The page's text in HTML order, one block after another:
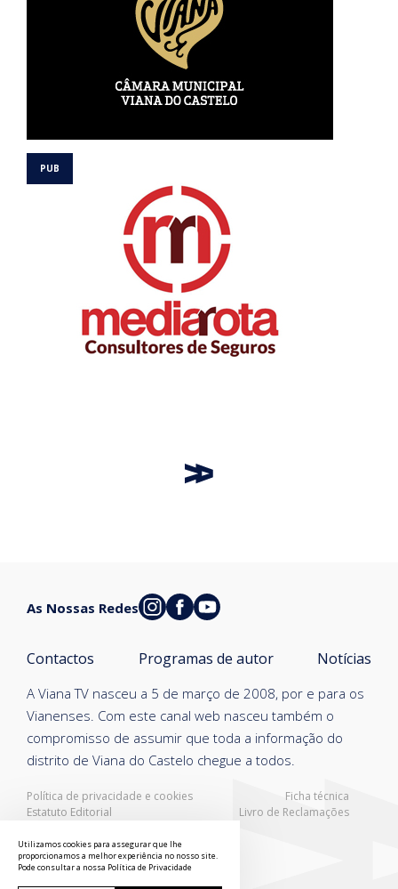
Política de privacidade e cookies
Ficha técnica
Estatuto Editorial
Livro de Reclamações
A Viana TV nasceu a 5 de março de 2008, por e para os
Vianenses. Com este canal web nasceu também o
compromisso de assumir que toda a informação do
distrito de Viana do Castelo chegue a todos.
Contactos Programas de autor Notícias
As Nossas Redes
Utilizamos cookies para assegurar que lhe
proporcionamos a melhor experiência no nosso site.
Pode consultar a nossa Política de Privacidade